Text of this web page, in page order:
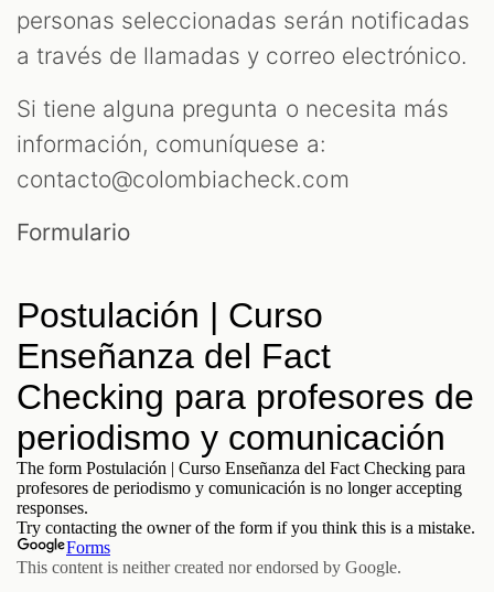
personas seleccionadas serán notificadas
a través de llamadas y correo electrónico.
Si tiene alguna pregunta o necesita más
información, comuníquese a:
contacto@colombiacheck.com
Formulario